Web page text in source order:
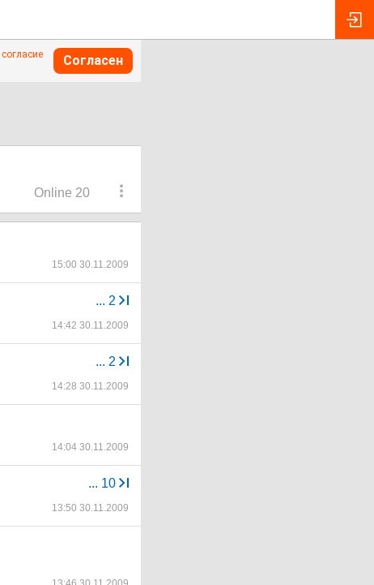
согласие
Согласен
Online 20
15:00 30.11.2009
... 2
14:42 30.11.2009
... 2
14:28 30.11.2009
14:04 30.11.2009
... 10
13:50 30.11.2009